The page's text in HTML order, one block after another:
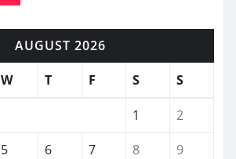
AUGUST 2026
W T F S S
1
2
5 6 7 8
9